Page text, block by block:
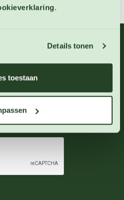
.
Details tonen
toestaan
(ma - vr 10-17 uur)
onze nieuwsbrief